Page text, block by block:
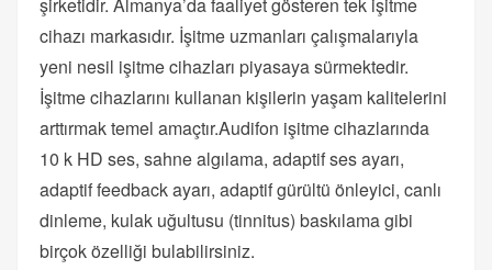
şirketidir. Almanya’da faaliyet gösteren tek işitme
cihazı markasıdır. İşitme uzmanları çalışmalarıyla
yeni nesil işitme cihazları piyasaya sürmektedir.
İşitme cihazlarını kullanan kişilerin yaşam kalitelerini
arttırmak temel amaçtır.Audifon işitme cihazlarında
10 k HD ses, sahne algılama, adaptif ses ayarı,
adaptif feedback ayarı, adaptif gürültü önleyici, canlı
dinleme, kulak uğultusu (tinnitus) baskılama gibi
birçok özelliği bulabilirsiniz.